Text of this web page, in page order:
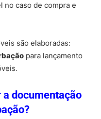
no caso de compra e
são elaboradas:
para lançamento
a documentação